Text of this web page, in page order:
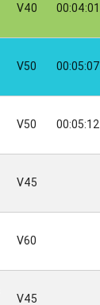
V40 00:04:01
V50 00:05:07
V50 00:05:12
V45
V60
V45